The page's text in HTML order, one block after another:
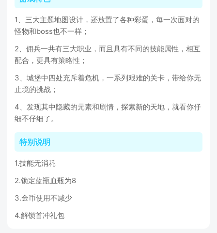
1、三大主题地图设计，还放置了各种彩蛋，每一次面对的
怪物和boss也不一样；
2、佣兵一共有三大职业，而且具有不同的技能属性，相互
配合，更具有策略性；
3、城堡中四处充斥着危机，一系列艰难的关卡，带给你无
止境的挑战；
4、发现其中隐藏的元素和剧情，探索新的天地，就看你仔
细不仔细了。
特别说明
1.技能无消耗
2.锁定蓝瓶血瓶为8
3.金币使用不减少
4.解锁首冲礼包